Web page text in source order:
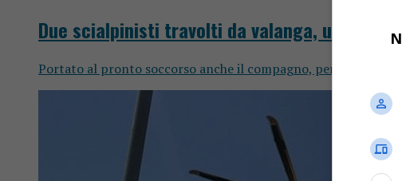
Due scialpinisti travolti da valanga, uno è
Portato al pronto soccorso anche il compagno, per lui nessun